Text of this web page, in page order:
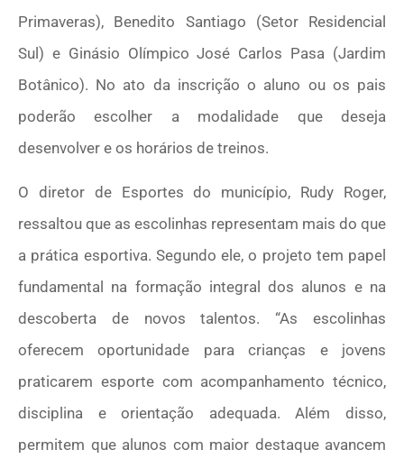
Primaveras), Benedito Santiago (Setor Residencial
Sul) e Ginásio Olímpico José Carlos Pasa (Jardim
Botânico). No ato da inscrição o aluno ou os pais
poderão escolher a modalidade que deseja
desenvolver e os horários de treinos.
O diretor de Esportes do município, Rudy Roger,
ressaltou que as escolinhas representam mais do que
a prática esportiva. Segundo ele, o projeto tem papel
fundamental na formação integral dos alunos e na
descoberta de novos talentos. “As escolinhas
oferecem oportunidade para crianças e jovens
praticarem esporte com acompanhamento técnico,
disciplina e orientação adequada. Além disso,
permitem que alunos com maior destaque avancem